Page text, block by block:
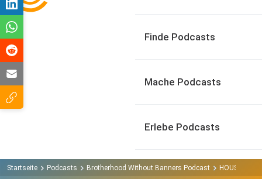
Finde Podcasts
Mache Podcasts
Erlebe Podcasts
Startseite Podcasts Brotherhood Without Banners Podcast HOUSE OF